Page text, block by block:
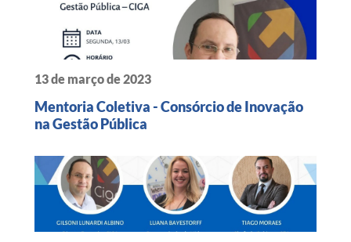
13 de março de 2023
Mentoria Coletiva - Consórcio de Inovação
na Gestão Pública